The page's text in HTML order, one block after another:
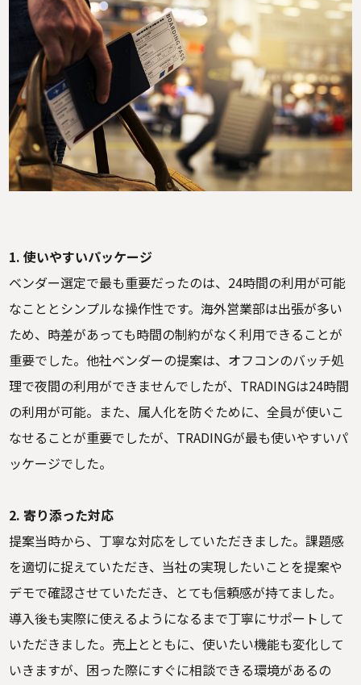
1. 使いやすいパッケージ
ベンダー選定で最も重要だったのは、24時間の利用が可能
なこととシンプルな操作性です。海外営業部は出張が多い
ため、時差があっても時間の制約がなく利用できることが
重要でした。他社ベンダーの提案は、オフコンのバッチ処
理で夜間の利用ができませんでしたが、TRADINGは24時間
の利用が可能。また、属人化を防ぐために、全員が使いこ
なせることが重要でしたが、TRADINGが最も使いやすいパ
ッケージでした。
2. 寄り添った対応
提案当時から、丁寧な対応をしていただきました。課題感
を適切に捉えていただき、当社の実現したいことを提案や
デモで確認させていただき、とても信頼感が持てました。
導入後も実際に使えるようになるまで丁寧にサポートして
いただきました。売上とともに、使いたい機能も変化して
いきますが、困った際にすぐに相談できる環境があるの